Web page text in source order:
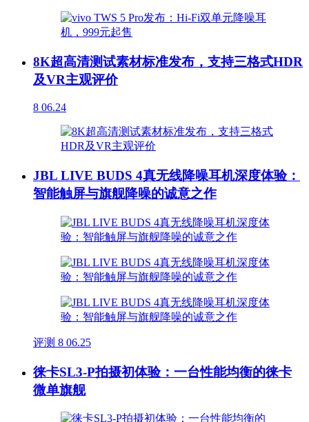
8K超高清测试素材标准发布，支持三格式HDR
及VR主观评价
8 06.24
JBL LIVE BUDS 4真无线降噪耳机深度体验：
智能触屏与旗舰降噪的诚意之作
评测 8 06.25
徕卡SL3-P拍摄初体验：一台性能均衡的徕卡
微单旗舰